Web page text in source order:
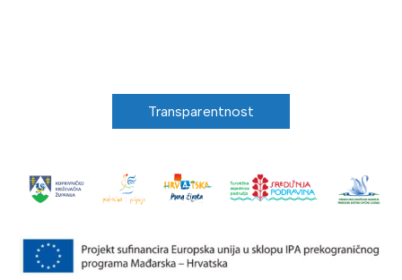
Transparentnost